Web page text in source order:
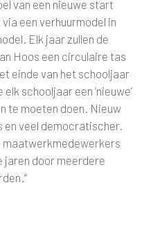
van een nieuwe start
een verhuurmodel in
Elk jaar zullen de
Hoos een circulaire tas
einde van het schooljaar
schooljaar een ‘nieuwe’
te moeten doen. Nieuw
en veel democratischer.
maatwerkmedewerkers
jaren door meerdere